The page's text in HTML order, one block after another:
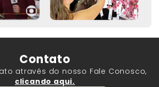
Contato
através do nosso Fale Conosco,
clicando aqui.